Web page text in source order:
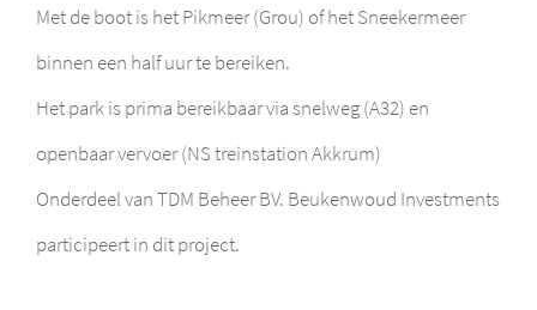
Met de boot is het Pikmeer (Grou) of het Sneekermeer
binnen een half uur te bereiken.
Het park is prima bereikbaar via snelweg (A32) en
openbaar vervoer (NS treinstation Akkrum)
Onderdeel van TDM Beheer BV. Beukenwoud Investments
participeert in dit project.